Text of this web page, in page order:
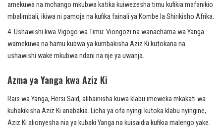
amekuwa na mchango mkubwa katika kuiwezesha timu kufikia mafanikio
mbalimbali, ikiwa ni pamoja na kufika fainali ya Kombe la Shirikisho Afrika.
Ushawishi kwa Vigogo wa Timu: Viongozi na wanachama wa Yanga
wamekuwa na hamu kubwa ya kumbakisha Aziz Ki kutokana na
ushawishi wake mkubwa ndani na nje ya uwanja.
Azma ya Yanga kwa Aziz Ki
Rais wa Yanga, Hersi Said, alibainisha kuwa klabu imeweka mkakati wa
kuhakikisha Aziz Ki anabakia. Licha ya ofa nyingi kutoka klabu nyingine,
Aziz Ki alionyesha nia ya kubaki Yanga na kuisaidia kufikia malengo yake.